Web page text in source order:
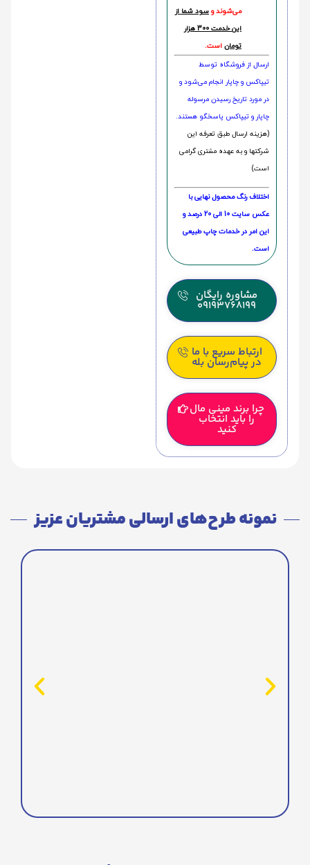
می‌شوند و سود شما از
این خدمت 300 هزار
تومان است.
ارسال از فروشگاه توسط
تیپاکس و چاپار انجام می‌شود و
در مورد تاریخ رسیدن مرسوله
چاپار و تیپاکس پاسخگو هستند.
(هزینه ارسال طبق تعرفه این
شرکتها و به عهده مشتری گرامی
است)
اختلاف رنگ محصول نهایی با
عکس سایت 10 الی 20 درصد و
این امر در خدمات چاپ طبیعی
است.
مشاوره رایگان
09193768199
ارتباط سریع با ما
در پیام‌رسان بله
چرا برند مینی مال
را باید انتخاب
کنید
نمونه طرح‌های ارسالی مشتریان عزیز